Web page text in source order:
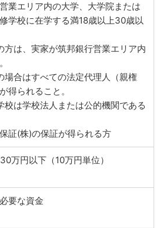
業エリア内の大学、大学院または
学校に在学する満18歳以上30歳以
方は、実家が筑邦銀行営業エリア内
場合はすべての法定代理人（親権
得られること。
校は学校法人または公的機関である
証(株)の保証が得られる方
万円以下（10万円単位）
要な資金